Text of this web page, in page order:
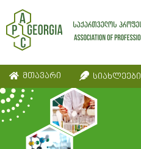
მთავარი სიახლეები